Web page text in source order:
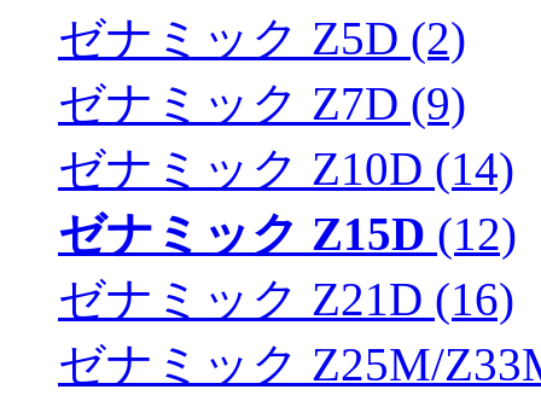
ゼナミック Z5D (2)
ゼナミック Z7D (9)
ゼナミック Z10D (14)
ゼナミック Z15D (12)
ゼナミック Z21D (16)
ゼナミック Z25M/